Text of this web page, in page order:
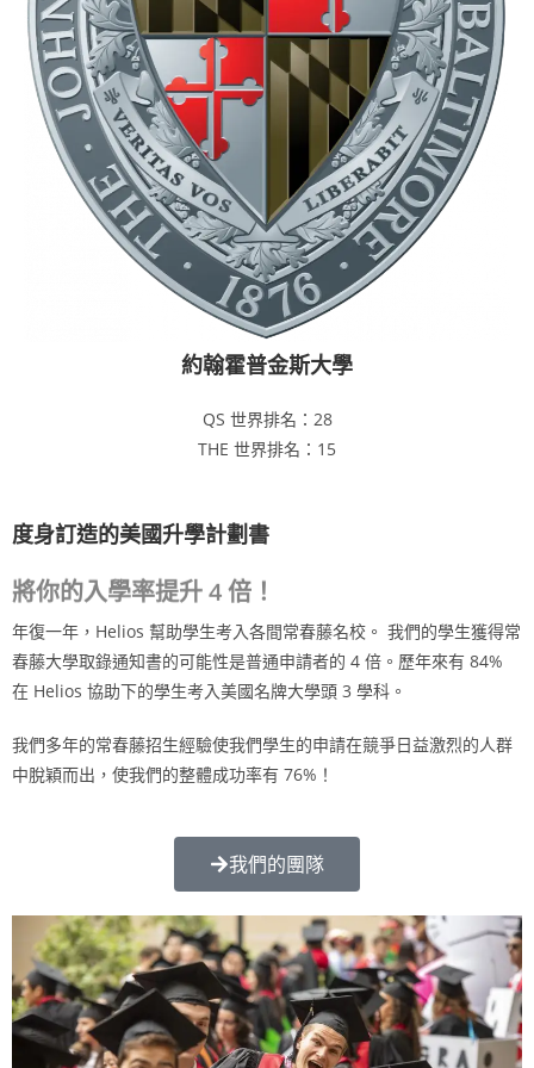
約翰霍普金斯大學
QS 世界排名：28
THE 世界排名：15
度身訂造的美國升學計劃書
將你的入學率提升 4 倍！
年復一年，Helios 幫助學生考入各間常春藤名校。 我們的學生獲得常
春藤大學取錄通知書的可能性是普通申請者的 4 倍。歷年來有 84%
在 Helios 協助下的學生考入美國名牌大學頭 3 學科。
我們多年的常春藤招生經驗使我們學生的申請在競爭日益激烈的人群
中脫穎而出，使我們的整體成功率有 76%！
我們的團隊